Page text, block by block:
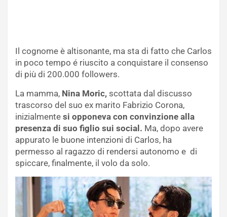
Il cognome è altisonante, ma sta di fatto che Carlos
in poco tempo é riuscito a conquistare il consenso
di più di 200.000 followers.
La mamma, Nina Moric, scottata dal discusso
trascorso del suo ex marito Fabrizio Corona,
inizialmente si opponeva con convinzione alla
presenza di suo figlio sui social. Ma, dopo avere
appurato le buone intenzioni di Carlos, ha
permesso al ragazzo di rendersi autonomo e di
spiccare, finalmente, il volo da solo.